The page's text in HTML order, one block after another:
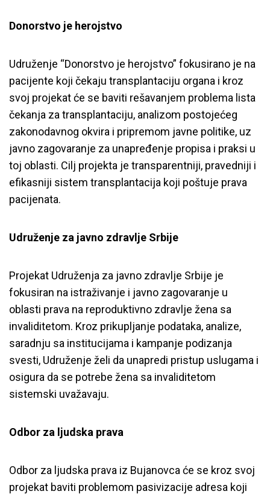
Donorstvo je herojstvo
Udruženje “Donorstvo je herojstvo” fokusirano je na
pacijente koji čekaju transplantaciju organa i kroz
svoj projekat će se baviti rešavanjem problema lista
čekanja za transplantaciju, analizom postojećeg
zakonodavnog okvira i pripremom javne politike, uz
javno zagovaranje za unapređenje propisa i praksi u
toj oblasti. Cilj projekta je transparentniji, pravedniji i
efikasniji sistem transplantacija koji poštuje prava
pacijenata.
Udruženje za javno zdravlje Srbije
Projekat Udruženja za javno zdravlje Srbije je
fokusiran na istraživanje i javno zagovaranje u
oblasti prava na reproduktivno zdravlje žena sa
invaliditetom. Kroz prikupljanje podataka, analize,
saradnju sa institucijama i kampanje podizanja
svesti, Udruženje želi da unapredi pristup uslugama i
osigura da se potrebe žena sa invaliditetom
sistemski uvažavaju.
Odbor za ljudska prava
Odbor za ljudska prava iz Bujanovca će se kroz svoj
projekat baviti problemom pasivizacije adresa koji